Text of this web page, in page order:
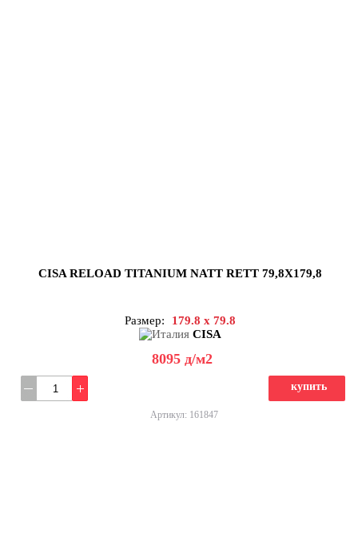
CISA RELOAD TITANIUM NATT RETT 79,8X179,8
Размер:
179.8 x 79.8
CISA
8095 д/м2
купить
Артикул: 161847